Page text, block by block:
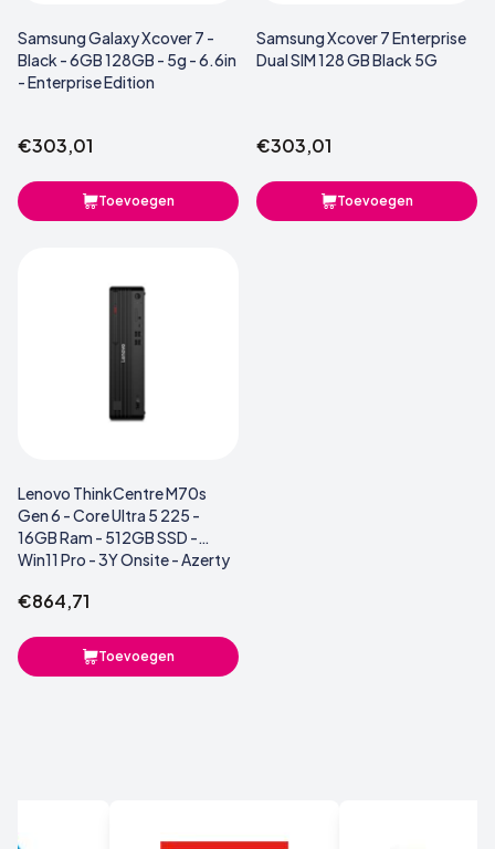
Samsung Galaxy Xcover 7 -
Black - 6GB 128GB - 5g - 6.6in
- Enterprise Edition
€303,01
Toevoegen
Samsung Xcover 7 Enterprise
Dual SIM 128 GB Black 5G
€303,01
Toevoegen
Lenovo ThinkCentre M70s
Gen 6 - Core Ultra 5 225 -
16GB Ram - 512GB SSD -
Win11 Pro - 3Y Onsite - Azerty
€864,71
Toevoegen